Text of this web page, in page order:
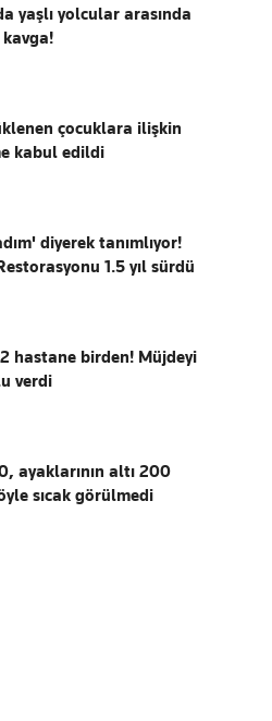
yaşlı yolcular arasında
çocuklara ilişkin
kabul edildi
diyerek tanımlıyor!
1.5 yıl sürdü
hastane birden! Müjdeyi
verdi
ayaklarının altı 200
sıcak görülmedi